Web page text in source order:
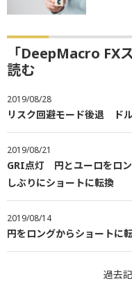
「DeepMacro FX
読む
2019/08/28
リスク回避モード後退 ド
2019/08/21
GRI点灯 円とユーロをロ
しぶりにショートに転換
2019/08/14
円をロングからショートに
過去